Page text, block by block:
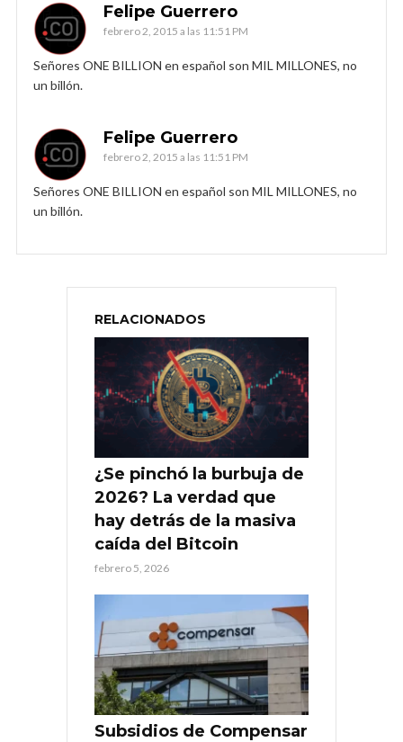
Felipe Guerrero
febrero 2, 2015 a las 11:51 PM
Señores ONE BILLION en español son MIL MILLONES, no
un billón.
Felipe Guerrero
febrero 2, 2015 a las 11:51 PM
Señores ONE BILLION en español son MIL MILLONES, no
un billón.
RELACIONADOS
¿Se pinchó la burbuja de
2026? La verdad que
hay detrás de la masiva
caída del Bitcoin
febrero 5, 2026
Subsidios de Compensar